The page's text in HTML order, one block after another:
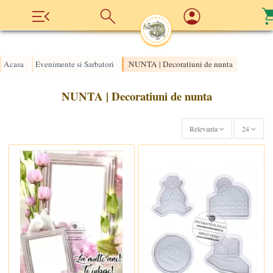
Acasa Evenimente si Sarbatori NUNTA | Decoratiuni de nunta
NUNTA | Decoratiuni de nunta
Relevanta 24